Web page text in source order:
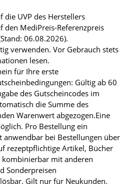
die UVP des Herstellers
den MediPreis-Referenzpreis
06.08.2026).
verwenden. Vor Gebrauch stets
lesen.
für Ihre erste
Gültig ab 60
des Gutscheincodes im
die Summe des
Warenwert abgezogen.Eine
Pro Bestellung ein
anwendbar bei Bestellungen über
rezeptpflichtige Artikel, Bücher
kombinierbar mit anderen
Sonderpreisen
Gilt nur für Neukunden.